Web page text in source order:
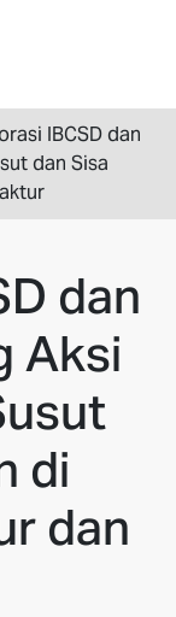
IBCSD dan
dan Sisa
dan
Aksi
di
dan